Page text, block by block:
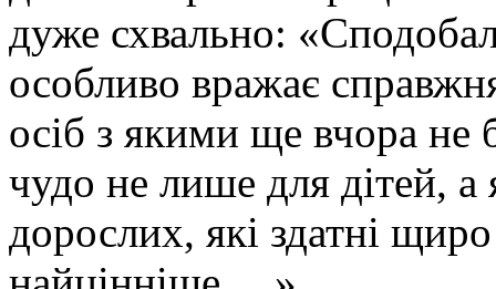
дуже схвально:
особливо вражає
осіб з якими ще вчора
чудо не лише для дітей,
дорослих, які здатні